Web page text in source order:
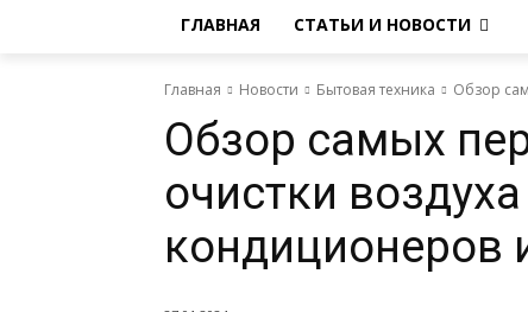
ГЛАВНАЯ СТАТЬИ И НОВОСТИ
Главная Новости Бытовая техника Обзор
Обзор самых
очистки
кондиционеров